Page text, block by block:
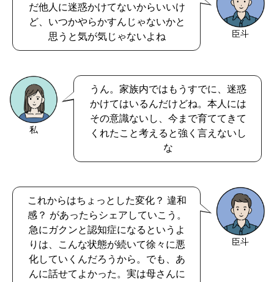
臣斗
だ他人に迷惑かけてないからいいけ
ど、いつかやらかすんじゃないかと
思うと気が気じゃないよね
私
うん。家族内ではもうすでに、迷惑
かけてはいるんだけどね。本人には
その意識ないし、今まで育ててきて
くれたこと考えると強く言えないし
な
臣斗
これからはちょっとした変化？ 違和
感？ があったらシェアしていこう。
急にガクンと認知症になるというよ
りは、こんな状態が続いて徐々に悪
化していくんだろうから。でも、あ
んに話せてよかった。実は母さんに